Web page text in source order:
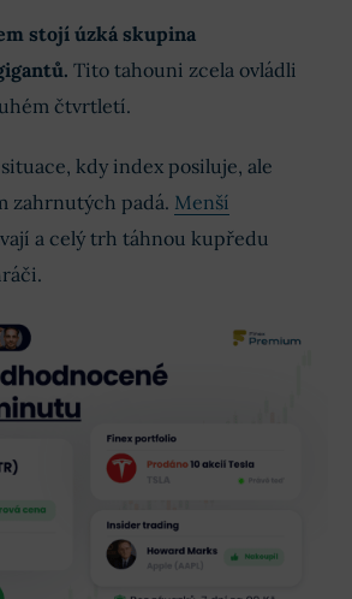
stojí úzká skupina
Tito tahouni zcela ovládli
čtvrtletí.
kdy index posiluje, ale
zahrnutých padá. Menší
a celý trh táhnou kupředu